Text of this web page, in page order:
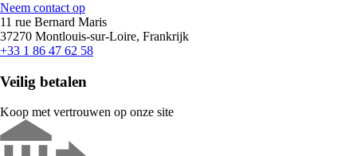
Neem contact op
11 rue Bernard Maris
37270 Montlouis-sur-Loire, Frankrijk
+33 1 86 47 62 58
Veilig betalen
Koop met vertrouwen op onze site